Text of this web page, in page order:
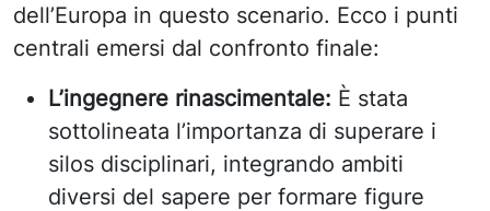
dell’Europa in questo scenario. Ecco i punti
centrali emersi dal confronto finale:
L’ingegnere rinascimentale: È stata
sottolineata l’importanza di superare i
silos disciplinari, integrando ambiti
diversi del sapere per formare figure